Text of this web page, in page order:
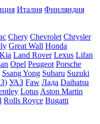
Италия Финляндия
Chery Chevrolet Chrysler
Great Wall Honda
Kia Land Rover Lexus Lifan
Opel Peugeot Porsche
Ssang Yong Subaru Suzuki
УАЗ Faw Лада Daihatsu
Lotus Aston Martin
Rolls Royce Bugatti